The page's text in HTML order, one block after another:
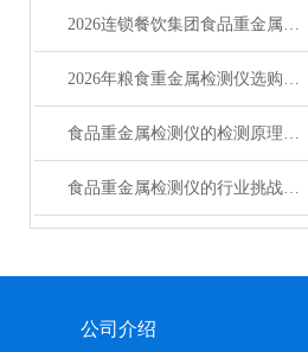
2026连锁餐饮集团食品重金属检测仪行业调查
2026年粮食重金属检测仪选购指南与主流厂商解析
食品重金属检测仪的检测原理与主要类型
食品重金属检测仪的行业挑战与未来图景
公司介绍